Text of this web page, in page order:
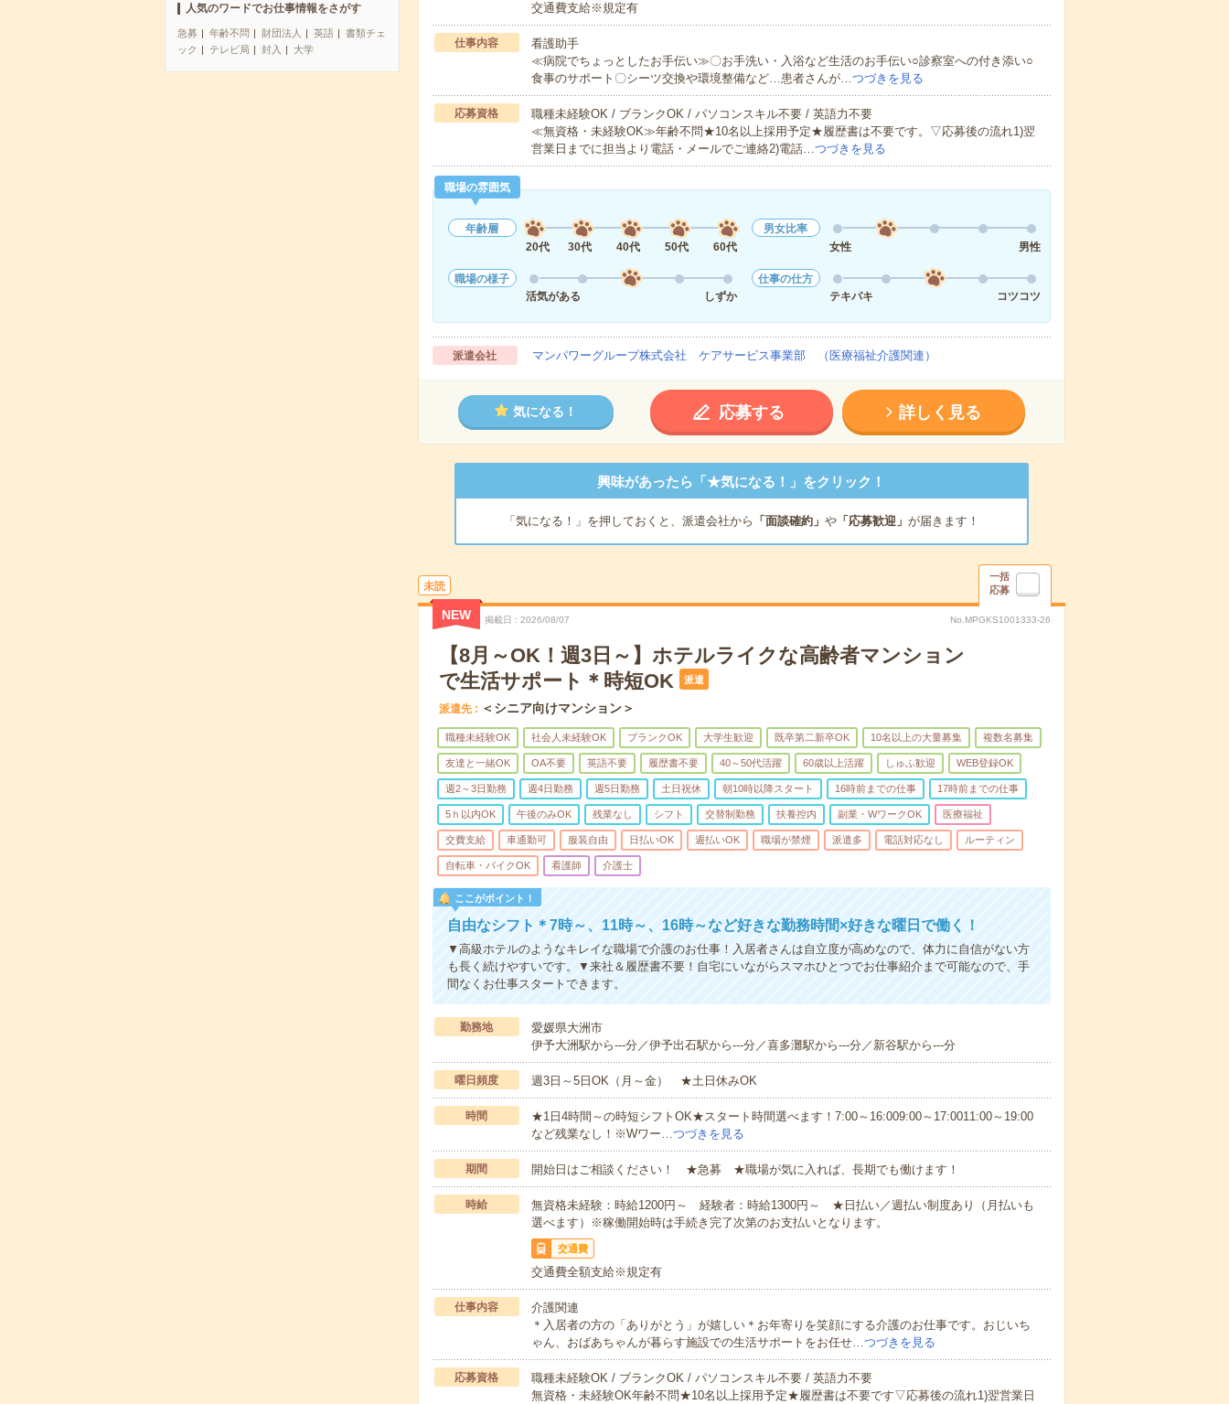
人気のワードでお仕事情報をさがす
急募 年齢不問 財団法人 英語
書類チェ
ック
テレビ局 封入 大学
交通費支給※規定有
仕事内容
看護助手
≪病院でちょっとしたお手伝い≫〇お手洗い・入浴など生活のお手伝い○診察室への付き添い○
食事のサポート〇シーツ交換や環境整備など…患者さんが…つづきを見る
応募資格
職種未経験OK / ブランクOK / パソコンスキル不要 / 英語力不要
≪無資格・未経験OK≫年齢不問★10名以上採用予定★履歴書は不要です。▽応募後の流れ1)翌
営業日までに担当より電話・メールでご連絡2)電話…つづきを見る
職場の雰囲気
年齢層
20代
30代 40代 50代 60代
男女比率
女性
男性
職場の様子
活気がある
しずか
仕事の仕方
テキパキ
コツコツ
派遣会社 マンパワーグループ株式会社 ケアサービス事業部 （医療福祉介護関連）
気になる！ 応募する 詳しく見る
興味があったら「★気になる！」をクリック！
「気になる！」を押しておくと、派遣会社から 「面談確約」 や「応募歓迎」 が届きます！
未読
一括
応募
NEW 掲載日 2026/08/07 No.MPGKS1001333-26
【8月～OK！週3日～】ホテルライクな高齢者マンション
で生活サポート＊時短OK
派遣
派遣先 ＜シニア向けマンション＞
職種未経験OK 社会人未経験OK ブランクOK 大学生歓迎 既卒第二新卒OK 10名以上の大量募集 複数名募集
友達と一緒OK OA不要 英語不要 履歴書不要 40～50代活躍 60歳以上活躍 しゅふ歓迎 WEB登録OK
週2～3日勤務 週4日勤務 週5日勤務 土日祝休 朝10時以降スタート 16時前までの仕事 17時前までの仕事
5ｈ以内OK 午後のみOK 残業なし シフト 交替制勤務 扶養控内 副業・WワークOK 医療福祉
交費支給 車通勤可 服装自由 日払いOK 週払いOK 職場が禁煙 派遣多 電話対応なし ルーティン
自転車・バイクOK 看護師 介護士
ここがポイント！
自由なシフト＊7時～、11時～、16時～など好きな勤務時間×好きな曜日で働く！
▼高級ホテルのようなキレイな職場で介護のお仕事！入居者さんは自立度が高めなので、体力に自信がない方
も長く続けやすいです。▼来社＆履歴書不要！自宅にいながらスマホひとつでお仕事紹介まで可能なので、手
間なくお仕事スタートできます。
勤務地
愛媛県大洲市
伊予大洲駅から---分／伊予出石駅から---分／喜多灘駅から---分／新谷駅から---分
曜日頻度 週3日～5日OK（月～金） ★土日休みOK
時間
★1日4時間～の時短シフトOK★スタート時間選べます！7:00～16:009:00～17:0011:00～19:00
など残業なし！※Wワー…つづきを見る
期間 開始日はご相談ください！ ★急募 ★職場が気に入れば、長期でも働けます！
時給
無資格未経験：時給1200円～ 経験者：時給1300円～ ★日払い／週払い制度あり（月払いも
選べます）※稼働開始時は手続き完了次第のお支払いとなります。
交通費
交通費全額支給※規定有
仕事内容
介護関連
＊入居者の方の「ありがとう」が嬉しい＊お年寄りを笑顔にする介護のお仕事です。おじいち
ゃん、おばあちゃんが暮らす施設での生活サポートをお任せ…つづきを見る
応募資格
職種未経験OK / ブランクOK / パソコンスキル不要 / 英語力不要
無資格・未経験OK年齢不問★10名以上採用予定★履歴書は不要です▽応募後の流れ1)翌営業日